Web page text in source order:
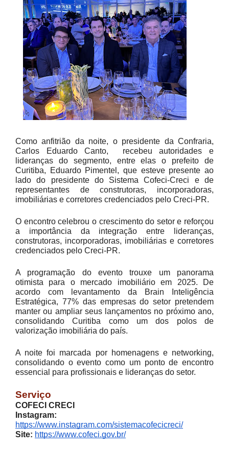
Como anfitrião da noite, o presidente da Confraria,
Carlos Eduardo Canto, recebeu autoridades e
lideranças do segmento, entre elas o prefeito de
Curitiba, Eduardo Pimentel, que esteve presente ao
lado do presidente do Sistema Cofeci-Creci e de
representantes de construtoras, incorporadoras,
imobiliárias e corretores credenciados pelo Creci-PR.
O encontro celebrou o crescimento do setor e reforçou
a importância da integração entre lideranças,
construtoras, incorporadoras, imobiliárias e corretores
credenciados pelo Creci-PR.
A programação do evento trouxe um panorama
otimista para o mercado imobiliário em 2025. De
acordo com levantamento da Brain Inteligência
Estratégica, 77% das empresas do setor pretendem
manter ou ampliar seus lançamentos no próximo ano,
consolidando Curitiba como um dos polos de
valorização imobiliária do país.
A noite foi marcada por homenagens e networking,
consolidando o evento como um ponto de encontro
essencial para profissionais e lideranças do setor.
Serviço
COFECI CRECI
Instagram:
https://www.instagram.com/sistemacofecicreci/
Site: https://www.cofeci.gov.br/